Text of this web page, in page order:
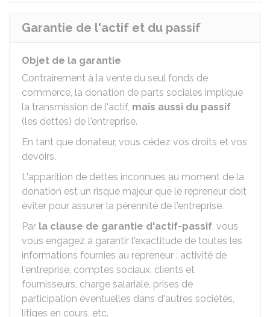
Garantie de l'actif et du passif
Objet de la garantie
Contrairement à la vente du seul fonds de
commerce, la donation de parts sociales implique
la transmission de l'actif, mais aussi du passif
(les dettes) de l'entreprise.
En tant que donateur, vous cédez vos droits et vos
devoirs.
L'apparition de dettes inconnues au moment de la
donation est un risque majeur que le repreneur doit
éviter pour assurer la pérennité de l'entreprise.
Par la clause de garantie d'actif-passif, vous
vous engagez à garantir l'exactitude de toutes les
informations fournies au repreneur : activité de
l'entreprise, comptes sociaux, clients et
fournisseurs, charge salariale, prises de
participation éventuelles dans d'autres sociétés,
litiges en cours, etc.